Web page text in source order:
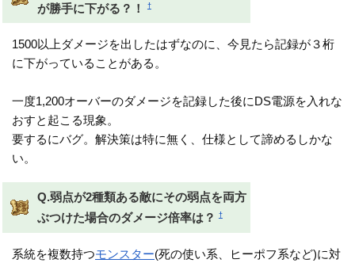
が勝手に下がる？！
†
1500以上ダメージを出したはずなのに、今見たら記録が３桁
に下がっていることがある。
一度1,200オーバーのダメージを記録した後にDS電源を入れな
おすと起こる現象。
要するにバグ。解決策は特に無く、仕様として諦めるしかな
い。
Q.弱点が2種類ある敵にその弱点を両方
ぶつけた場合のダメージ倍率は？
†
系統を複数持つモンスター(死の使い系、ヒーポフ系など)に対